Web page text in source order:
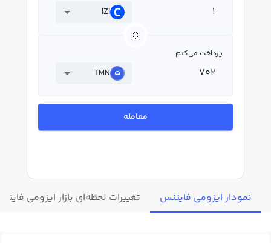
IZI
پرداخت می‌کنم
TMN
معامله
نمودار ایزومی فایننس تغییرات لحظه‌ای بازار ایزومی